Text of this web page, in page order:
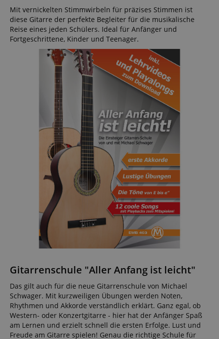
Mit vernickelten Stimmwirbeln für präzises Stimmen ist
diese Gitarre der perfekte Begleiter für die musikalische
Reise eines jeden Schülers. Ideal für Anfänger und
Fortgeschrittene, Kinder und Teenager.
Gitarrenschule "Aller Anfang ist leicht"
Das gilt auch für die neue Gitarrenschule von Michael
Schwager. Mit kurzweiligen Übungen werden Noten,
Rhythmen und Akkorde verständlich erklärt. Ganz egal, ob
Western- oder Konzertgitarre - hier hat der Anfänger Spaß
am Lernen und erzielt schnell die ersten Erfolge. Lust und
Freude am Gitarre spielen! Genau die richtige Schule für